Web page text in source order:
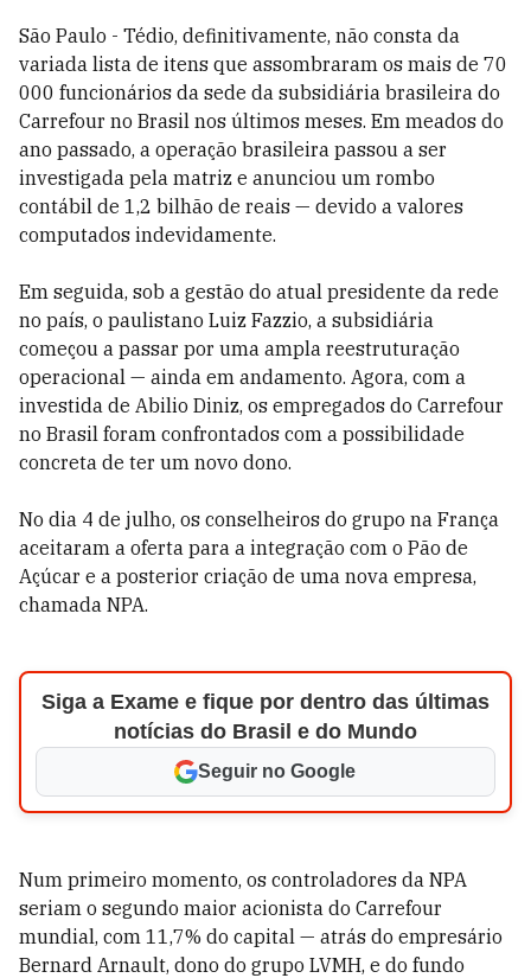
São Paulo - Tédio, definitivamente, não consta da
variada lista de itens que assombraram os mais de 70
000 funcionários da sede da subsidiária brasileira do
Carrefour no Brasil nos últimos meses. Em meados do
ano passado, a operação brasileira passou a ser
investigada pela matriz e anunciou um rombo
contábil de 1,2 bilhão de reais — devido a valores
computados indevidamente.
Em seguida, sob a gestão do atual presidente da rede
no país, o paulistano Luiz Fazzio, a subsidiária
começou a passar por uma ampla reestruturação
operacional — ainda em andamento. Agora, com a
investida de Abilio Diniz, os empregados do Carrefour
no Brasil foram confrontados com a possibilidade
concreta de ter um novo dono.
No dia 4 de julho, os conselheiros do grupo na França
aceitaram a oferta para a integração com o Pão de
Açúcar e a posterior criação de uma nova empresa,
chamada NPA.
Siga a Exame e fique por dentro das últimas
notícias do Brasil e do Mundo
Seguir no Google
Num primeiro momento, os controladores da NPA
seriam o segundo maior acionista do Carrefour
mundial, com 11,7% do capital — atrás do empresário
Bernard Arnault, dono do grupo LVMH, e do fundo